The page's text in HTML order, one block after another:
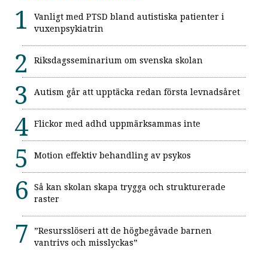
Vanligt med PTSD bland autistiska patienter i
vuxenpsykiatrin
Riksdagsseminarium om svenska skolan
Autism går att upptäcka redan första levnadsåret
Flickor med adhd uppmärksammas inte
Motion effektiv behandling av psykos
Så kan skolan skapa trygga och strukturerade
raster
”Resursslöseri att de högbegåvade barnen
vantrivs och misslyckas”